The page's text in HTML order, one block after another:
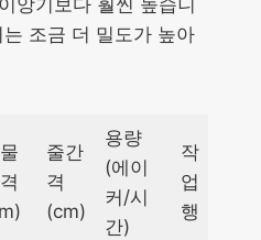
앙기보다 훨씬 높습니
조금 더 밀도가 높아
줄간
격
(cm)
용량
(에이
커/시
간)
작
업
행